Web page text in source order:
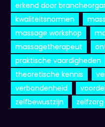
erkend door
kwaliteitsnormen
massage workshop
massagetherapeut
praktische vaardigheden
theoretische kennis
verbondenheid
zelfbewustzijn
zelfzorg